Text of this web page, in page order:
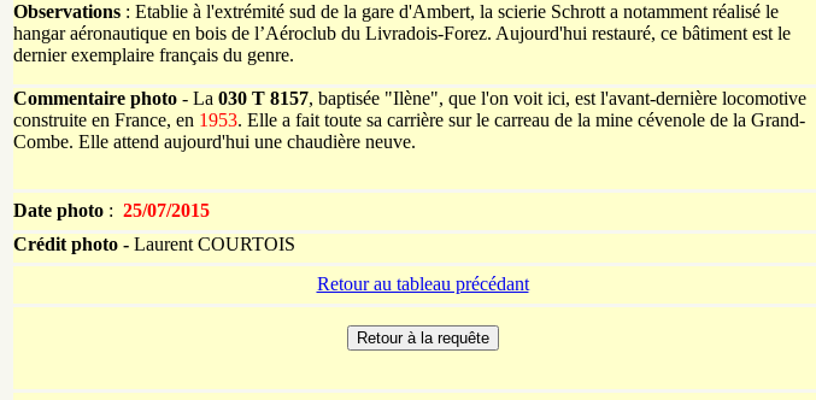
Observations : Etablie à l'extrémité sud de la gare d'Ambert, la scierie Schrott a notamment réalisé le
hangar aéronautique en bois de l’Aéroclub du Livradois-Forez. Aujourd'hui restauré, ce bâtiment est le
dernier exemplaire français du genre.
Commentaire photo - La 030 T 8157, baptisée "Ilène", que l'on voit ici, est l'avant-dernière locomotive
construite en France, en 1953. Elle a fait toute sa carrière sur le carreau de la mine cévenole de la Grand-
Combe. Elle attend aujourd'hui une chaudière neuve.
Date photo : 25/07/2015
Crédit photo - Laurent COURTOIS
Retour au tableau précédant